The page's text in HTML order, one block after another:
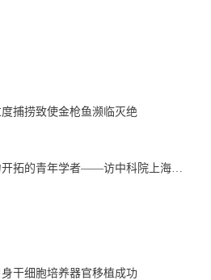
捕捞致使金枪鱼濒临灭绝
在微观世界研究中奋力开拓的青年学者——访中科院上海光机所研究员张敬涛
干细胞培养器官移植成功